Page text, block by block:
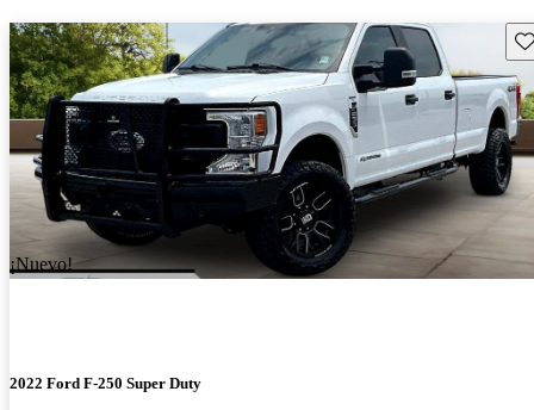
¡Nuevo!
2022 Ford F-250 Super Duty